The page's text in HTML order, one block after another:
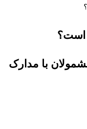
با مدارک